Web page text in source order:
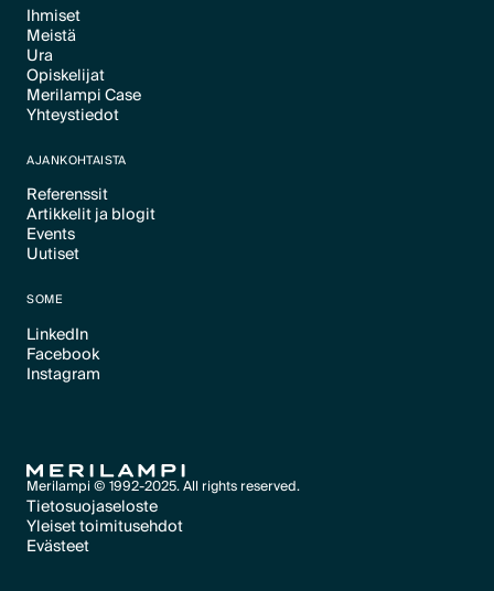
Ihmiset
Text Link
Meistä
Text Link
Ura
Text Link
Opiskelijat
Text Link
Merilampi Case
Text Link
Yhteystiedot
AJANKOHTAISTA
Referenssit
Text Link
Artikkelit ja blogit
Text Link
Events
Text Link
Uutiset
SOME
LinkedIn
Text Link
Facebook
Text Link
Instagram
Merilampi © 1992-2025. All rights reserved.
Tietosuojaseloste
Text Link
Yleiset toimitusehdot
Text Link
Evästeet